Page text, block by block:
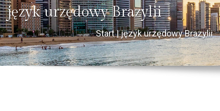
język urzędowy Brazylii
Start|język urzędowy Brazylii